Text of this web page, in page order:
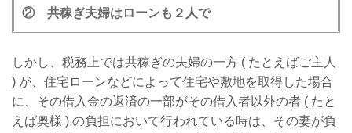
② 共稼ぎ夫婦はローンも２人で
しかし、税務上では共稼ぎの夫婦の一方 ( たとえばご主人
) が、住宅ローンなどによって住宅や敷地を取得した場合
に、その借入金の返済の一部がその借入者以外の者 ( たと
えば奥様 ) の負担において行われている時は、その妻が負